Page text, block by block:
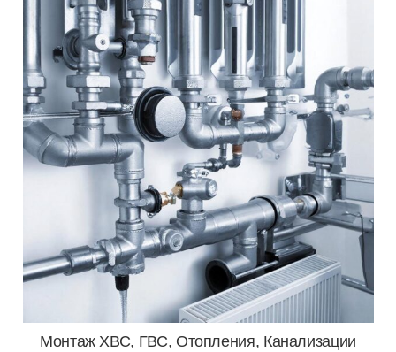
Монтаж ХВС, ГВС, Отопления, Канализации